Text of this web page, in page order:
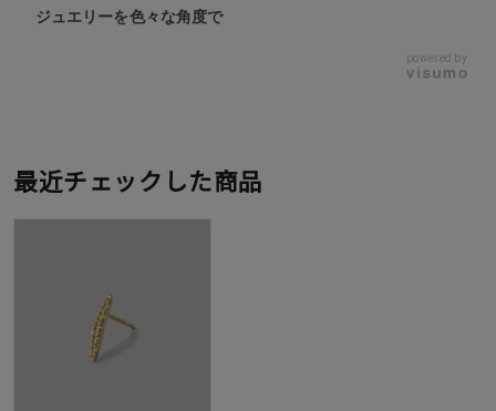
ジュエリーを色々な角度で
powered by
最近チェックした商品